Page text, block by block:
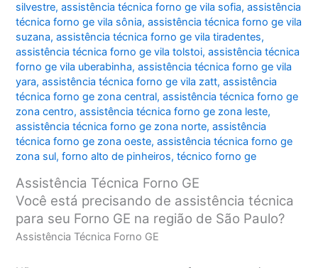
silvestre,assistência técnica forno ge vila sofia,assistência
técnica forno ge vila sônia,assistência técnica forno ge vila
suzana,assistência técnica forno ge vila tiradentes,
assistência técnica forno ge vila tolstoi,assistência técnica
forno ge vila uberabinha,assistência técnica forno ge vila
yara,assistência técnica forno ge vila zatt,assistência
técnica forno ge zona central,assistência técnica forno ge
zona centro,assistência técnica forno ge zona leste,
assistência técnica forno ge zona norte,assistência
técnica forno ge zona oeste,assistência técnica forno ge
zona sul,forno alto de pinheiros,técnico forno ge
Assistência Técnica Forno GE
Você está precisando de assistência técnica
para seu Forno GE na região de São Paulo?
Assistência Técnica Forno GE